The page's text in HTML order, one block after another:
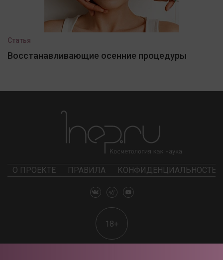
Статья
Восстанавливающие осенние процедуры
О ПРОЕКТЕ ПРАВИЛА КОНФИДЕНЦИАЛЬНОСТЬ
18+